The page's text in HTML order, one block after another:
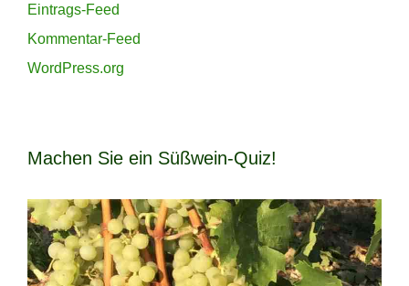
Eintrags-Feed
Kommentar-Feed
WordPress.org
Machen Sie ein Süßwein-Quiz!